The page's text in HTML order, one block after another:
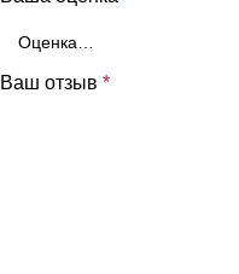
Ваш отзыв *